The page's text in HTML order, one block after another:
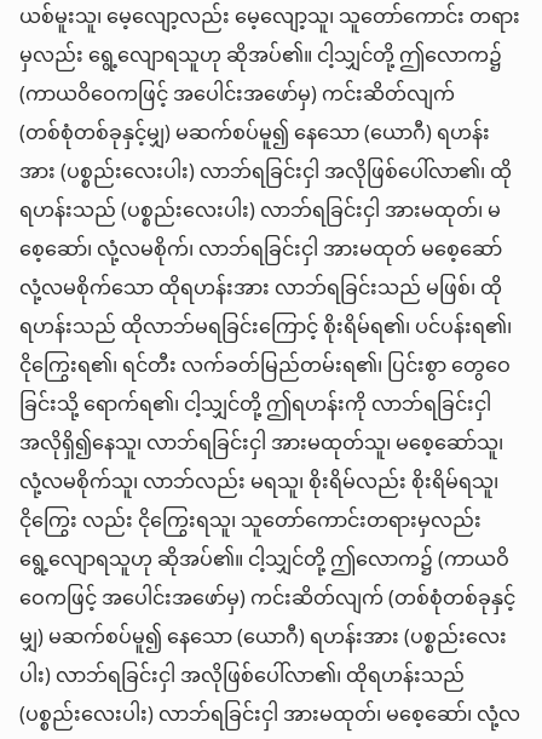
ယစ်မူးသူ၊ မေ့လျော့လည်း မေ့လျော့သူ၊ သူတော်ကောင်း တရား
မှလည်း ရွေ့လျောရသူဟု ဆိုအပ်၏။ ငါ့သျှင်တို့ ဤလောက၌
(ကာယဝိဝေကဖြင့် အပေါင်းအဖော်မှ) ကင်းဆိတ်လျက်
(တစ်စုံတစ်ခုနှင့်မျှ) မဆက်စပ်မူ၍ နေသော (ယောဂီ) ရဟန်း
အား (ပစ္စည်းလေးပါး) လာဘ်ရခြင်းငှါ အလိုဖြစ်ပေါ်လာ၏၊ ထို
ရဟန်းသည် (ပစ္စည်းလေးပါး) လာဘ်ရခြင်းငှါ အားမထုတ်၊ မ
စေ့ဆော်၊ လုံ့လမစိုက်၊ လာဘ်ရခြင်းငှါ အားမထုတ် မစေ့ဆော်
လုံ့လမစိုက်သော ထိုရဟန်းအား လာဘ်ရခြင်းသည် မဖြစ်၊ ထို
ရဟန်းသည် ထိုလာဘ်မရခြင်းကြောင့် စိုးရိမ်ရ၏၊ ပင်ပန်းရ၏၊
ငိုကြွေးရ၏၊ ရင်တီး လက်ခတ်မြည်တမ်းရ၏၊ ပြင်းစွာ တွေဝေ
ခြင်းသို့ ရောက်ရ၏၊ ငါ့သျှင်တို့ ဤရဟန်းကို လာဘ်ရခြင်းငှါ
အလိုရှိ၍နေသူ၊ လာဘ်ရခြင်းငှါ အားမထုတ်သူ၊ မစေ့ဆော်သူ၊
လုံ့လမစိုက်သူ၊ လာဘ်လည်း မရသူ၊ စိုးရိမ်လည်း စိုးရိမ်ရသူ၊
ငိုကြွေး လည်း ငိုကြွေးရသူ၊ သူတော်ကောင်းတရားမှလည်း
ရွေ့လျောရသူဟု ဆိုအပ်၏။ ငါ့သျှင်တို့ ဤလောက၌ (ကာယဝိ
ဝေကဖြင့် အပေါင်းအဖော်မှ) ကင်းဆိတ်လျက် (တစ်စုံတစ်ခုနှင့်
မျှ) မဆက်စပ်မူ၍ နေသော (ယောဂီ) ရဟန်းအား (ပစ္စည်းလေး
ပါး) လာဘ်ရခြင်းငှါ အလိုဖြစ်ပေါ်လာ၏၊ ထိုရဟန်းသည်
(ပစ္စည်းလေးပါး) လာဘ်ရခြင်းငှါ အားမထုတ်၊ မစေ့ဆော်၊ လုံ့လ